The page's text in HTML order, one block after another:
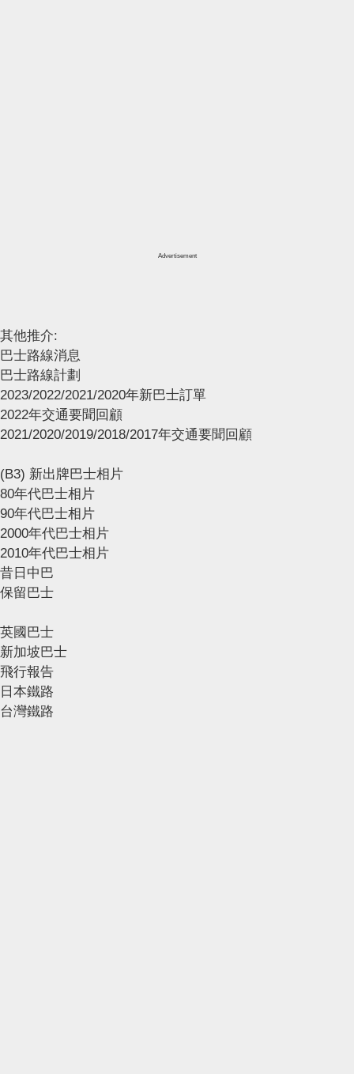
Advertisement
其他推介:
巴士路線消息
巴士路線計劃
2023/2022/2021/2020年新巴士訂單
2022年交通要聞回顧
2021/2020/2019/2018/2017年交通要聞回顧
(B3) 新出牌巴士相片
80年代巴士相片
90年代巴士相片
2000年代巴士相片
2010年代巴士相片
昔日中巴
保留巴士
英國巴士
新加坡巴士
飛行報告
日本鐵路
台灣鐵路